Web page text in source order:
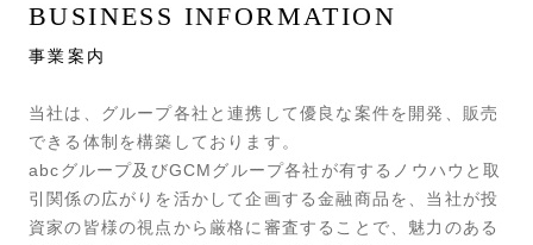
BUSINESS INFORMATION
事業案内
当社は、グループ各社と連携して優良な案件を開発、販売
できる体制を構築しております。
abcグループ及びGCMグループ各社が有するノウハウと取
引関係の広がりを活かして企画する金融商品を、当社が投
資家の皆様の視点から厳格に審査することで、魅力のある